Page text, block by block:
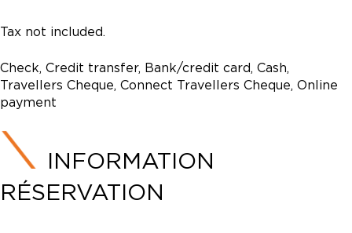
Tax not included.
Check, Credit transfer, Bank/credit card, Cash,
Travellers Cheque, Connect Travellers Cheque, Online
payment
INFORMATION
RÉSERVATION